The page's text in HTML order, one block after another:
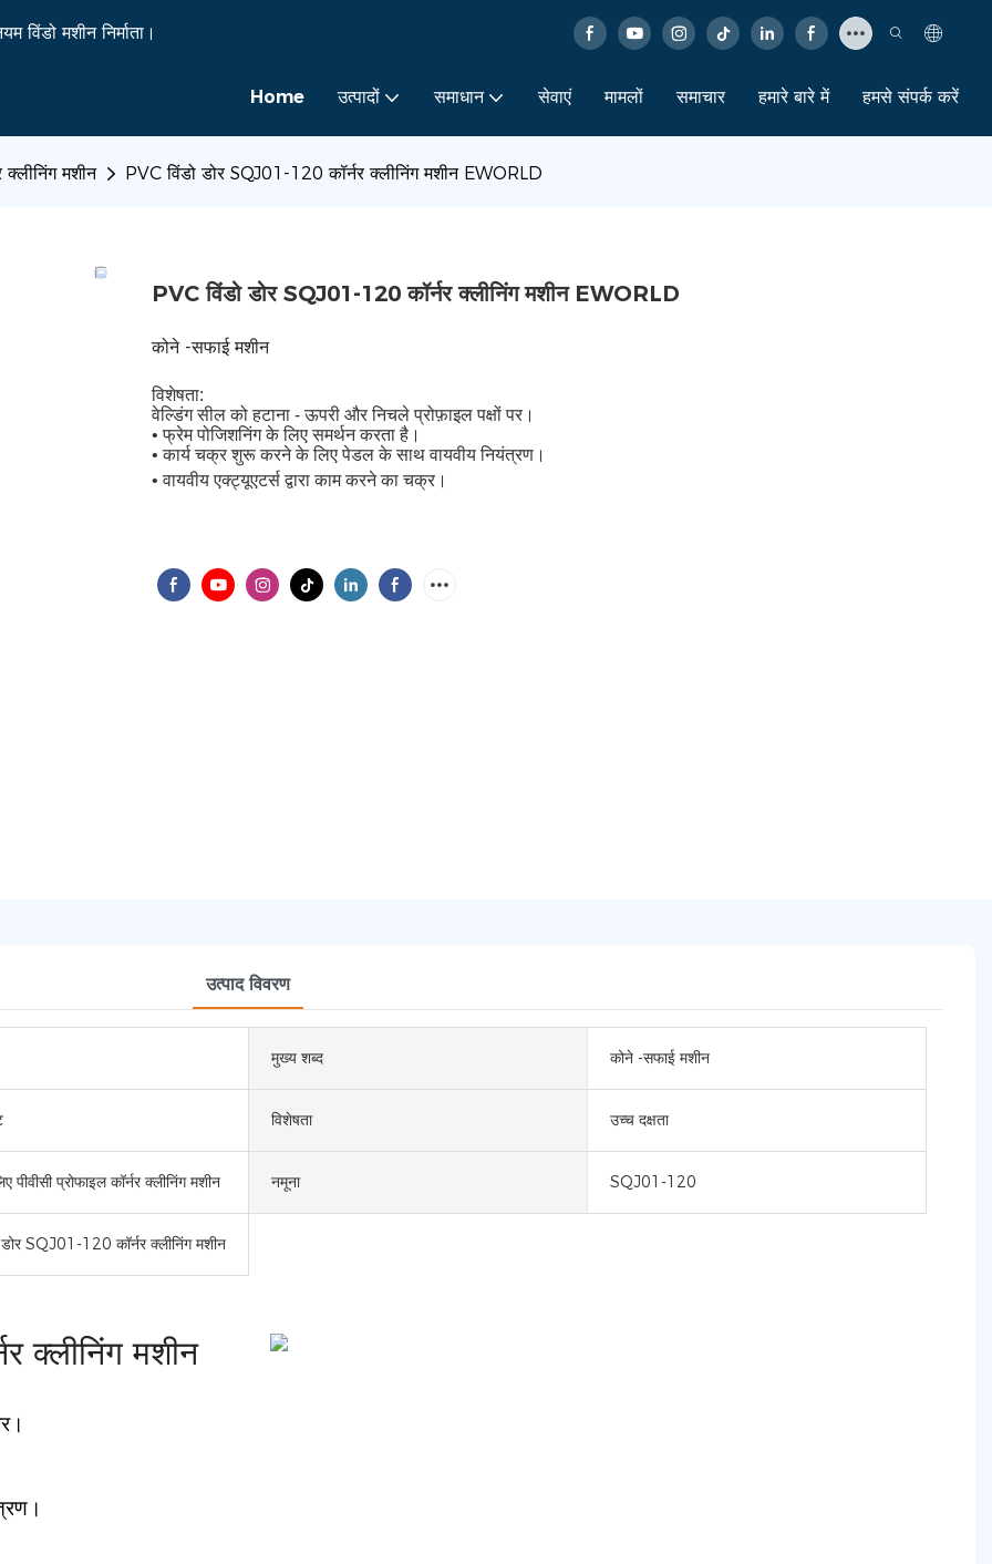
विंडो मशीन निर्माता।
Home उत्पादों समाधान सेवाएं मामलों समाचार हमारे बारे में हमसे संपर्क करें
क्लीनिंग मशीन PVC विंडो डोर SQJ01-120 कॉर्नर क्लीनिंग मशीन EWORLD
PVC विंडो डोर SQJ01-120 कॉर्नर क्लीनिंग मशीन EWORLD
कोने -सफाई मशीन
विशेषता:
वेल्डिंग सील को हटाना - ऊपरी और निचले प्रोफ़ाइल पक्षों पर।
• फ्रेम पोजिशनिंग के लिए समर्थन करता है।
• कार्य चक्र शुरू करने के लिए पेडल के साथ वायवीय नियंत्रण।
• वायवीय एक्ट्यूएटर्स द्वारा काम करने का चक्र।
उत्पाद विवरण
मुख्य शब्द कोने -सफाई मशीन
विशेषता उच्च दक्षता
पीवीसी प्रोफाइल कॉर्नर क्लीनिंग मशीन नमूना SQJ01-120
डोर SQJ01-120 कॉर्नर क्लीनिंग मशीन
क्लीनिंग मशीन